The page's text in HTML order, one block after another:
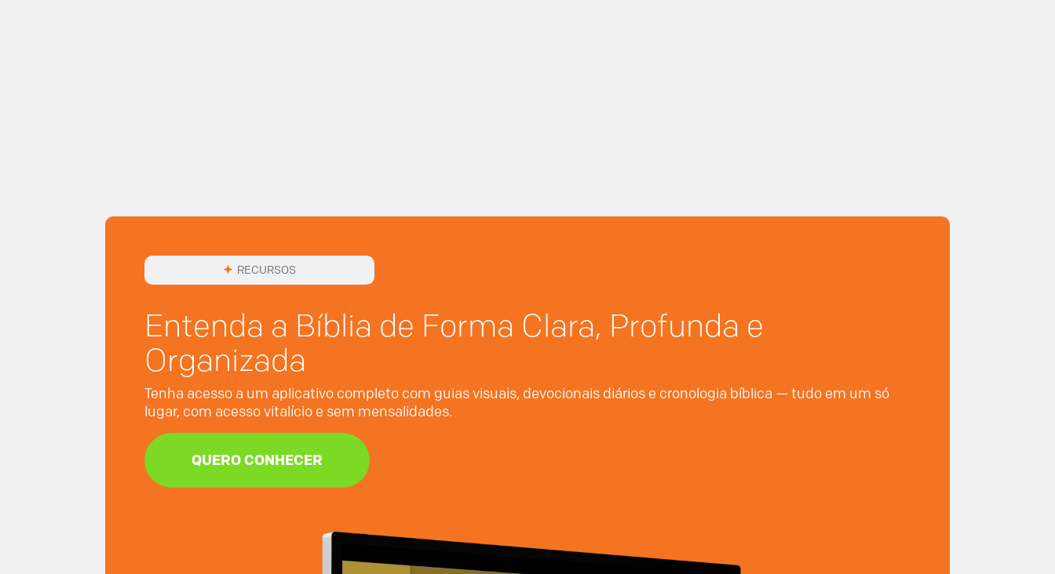
RECURSOS
Entenda a Bíblia de Forma Clara, Profunda e
Organizada
Tenha acesso a um aplicativo completo com guias visuais, devocionais diários e cronologia bíblica — tudo em um só
lugar, com acesso vitalício e sem mensalidades.
QUERO CONHECER